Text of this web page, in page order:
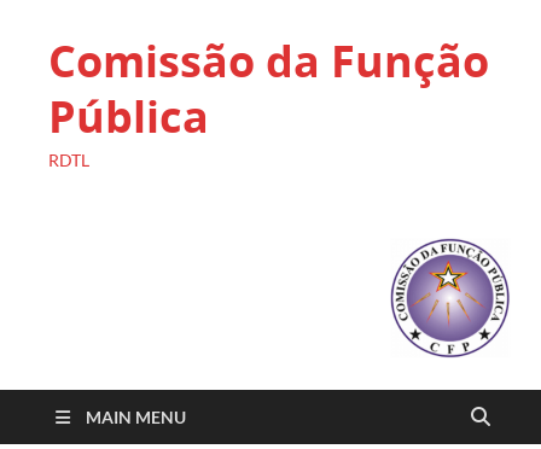
Comissão da Função
Pública
RDTL
MAIN MENU